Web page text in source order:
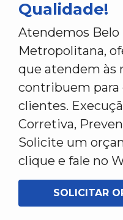
Qualidade!
Atendemos Belo
Metropolitana,
que atendem às
contribuem para
clientes.
Corretiva,
Solicite um
clique e fale no
SOLICITAR